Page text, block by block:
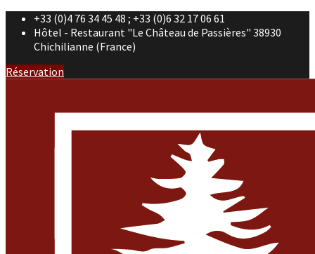
+33 (0)4 76 34 45 48 ; +33 (0)6 32 17 06 61
Hôtel - Restaurant "Le Château de Passières" 38930
Chichilianne (France)
Réservation